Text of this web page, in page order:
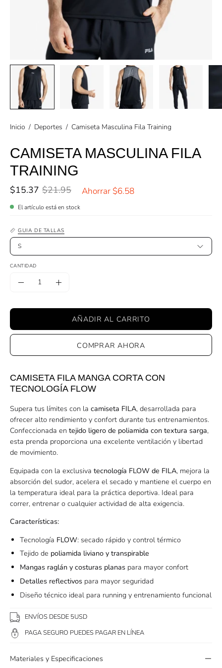
Inicio / Deportes / Camiseta Masculina Fila Training
CAMISETA MASCULINA FILA
TRAINING
$15.37 $21.95 Ahorrar $6.58
El artículo está en stock
GUIA DE TALLAS
S
CANTIDAD
Cantidad
Aumentar
cantidad
AÑADIR AL CARRITO
COMPRAR AHORA
CAMISETA FILA MANGA CORTA CON
TECNOLOGÍA FLOW
Supera tus límites con la camiseta FILA, desarrollada para
ofrecer alto rendimiento y confort durante tus entrenamientos.
Confeccionada en tejido ligero de poliamida con textura sarga,
esta prenda proporciona una excelente ventilación y libertad
de movimiento.
Equipada con la exclusiva tecnología FLOW de FILA, mejora la
absorción del sudor, acelera el secado y mantiene el cuerpo en
la temperatura ideal para la práctica deportiva. Ideal para
correr, entrenar o cualquier actividad de alta exigencia.
Características:
Tecnología FLOW: secado rápido y control térmico
Tejido de poliamida liviano y transpirable
Mangas raglán y costuras planas para mayor confort
Detalles reflectivos para mayor seguridad
Diseño técnico ideal para running y entrenamiento funcional
ENVÍOS DESDE 5USD
PAGA SEGURO PUEDES PAGAR EN LÍNEA
Materiales y Especificaciones